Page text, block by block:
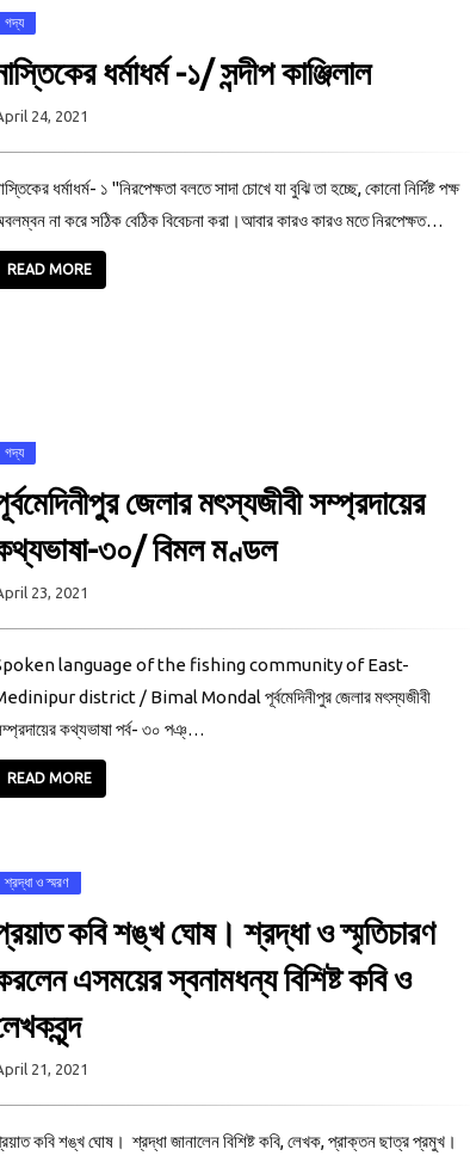
গদ্য
ধর্মাধর্ম -১/ সন্দীপ কাঞ্জিলাল
24, 2021
ধর্মাধর্ম- ১ "নিরপেক্ষতা বলতে সাদা চোখে যা বুঝি তা হচ্ছে, কোনো নির্দিষ্ট পক্ষ
না করে সঠিক বেঠিক বিবেচনা করা।আবার কারও কারও মতে নিরপেক্ষত…
READ MORE
গদ্য
জেলার মৎস্যজীবী সম্প্রদায়ের
৩০/ বিমল মণ্ডল
23, 2021
language of the fishing community of East-
district / Bimal Mondal পূর্বমেদিনীপুর জেলার মৎস্যজীবী
কথ্যভাষা পর্ব- ৩০ পঞ্…
READ MORE
শ্রদ্ধা ও স্মরণ
কবি শঙ্খ ঘোষ। শ্রদ্ধা ও স্মৃতিচারণ
এসময়ের স্বনামধন্য বিশিষ্ট কবি ও
21, 2021
কবি শঙ্খ ঘোষ। শ্রদ্ধা জানালেন বিশিষ্ট কবি, লেখক, প্রাক্তন ছাত্র প্রমুখ।